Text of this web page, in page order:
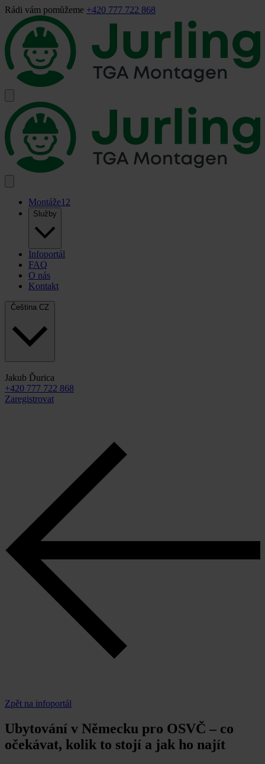
Rádi vám pomůžeme +420 777 722 868
Montáže12
Služby
Infoportál
FAQ
O nás
Kontakt
Čeština CZ
Jakub Ďurica
+420 777 722 868
Zaregistrovat
Zpět na infoportál
Ubytování v Německu pro OSVČ – co
očekávat, kolik to stojí a jak ho najít